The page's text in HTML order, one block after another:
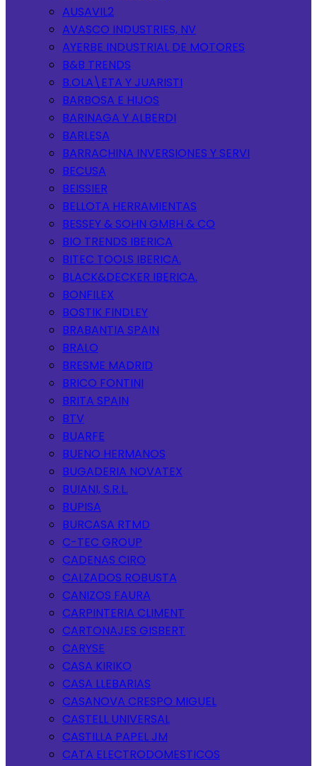
AUSAVIL2
AVASCO INDUSTRIES, NV
AYERBE INDUSTRIAL DE MOTORES
B&B TRENDS
B.OLA\ETA Y JUARISTI
BARBOSA E HIJOS
BARINAGA Y ALBERDI
BARLESA
BARRACHINA INVERSIONES Y SERVI
BECUSA
BEISSIER
BELLOTA HERRAMIENTAS
BESSEY & SOHN GMBH & CO
BIO TRENDS IBERICA
BITEC TOOLS IBERICA.
BLACK&DECKER IBERICA.
BONFILEX
BOSTIK FINDLEY
BRABANTIA SPAIN
BRALO
BRESME MADRID
BRICO FONTINI
BRITA SPAIN
BTV
BUARFE
BUENO HERMANOS
BUGADERIA NOVATEX
BUIANI, S.R.L.
BUPISA
BURCASA RTMD
C-TEC GROUP
CADENAS CIRO
CALZADOS ROBUSTA
CANIZOS FAURA
CARPINTERIA CLIMENT
CARTONAJES GISBERT
CARYSE
CASA KIRIKO
CASA LLEBARIAS
CASANOVA CRESPO MIGUEL
CASTELL UNIVERSAL
CASTILLA PAPEL JM
CATA ELECTRODOMESTICOS